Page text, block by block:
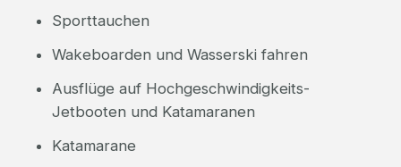
Sporttauchen
Wakeboarden und Wasserski fahren
Ausflüge auf Hochgeschwindigkeits-
Jetbooten und Katamaranen
Katamarane